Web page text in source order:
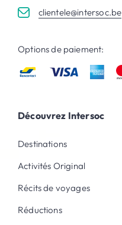
clientele@intersoc.be
Options de paiement:
Découvrez Intersoc
Destinations
Activités Original
Récits de voyages
Réductions